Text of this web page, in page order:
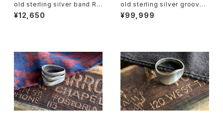
old sterling silver band Rin
g
¥12,650
old sterling silver groove
Ring
¥99,999